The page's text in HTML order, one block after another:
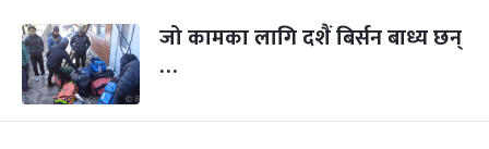
जो कामका लागि दशैं बिर्सन बाध्य छन्
…